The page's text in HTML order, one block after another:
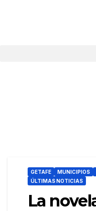
GETAFE MUNICIPIOS
ÚLTIMAS NOTICIAS
La